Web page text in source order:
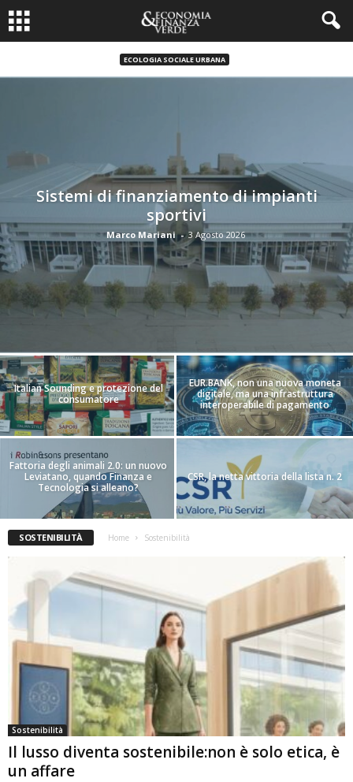
ECOLOGIA SOCIALE URBANA
Sistemi di finanziamento di impianti
sportivi
Marco Mariani - 3 Agosto 2026
Italian Sounding e protezione del
consumatore
EUR.BANK, non una nuova moneta
digitale, ma una infrastruttura
interoperabile di pagamento
Fattoria degli animali 2.0: un nuovo
Leviatano, quando Finanza e
Tecnologia si alleano?
CSR, la netta vittoria della lista n. 2
SOSTENIBILITÀ Home Sostenibilità
Sostenibilità
Il lusso diventa sostenibile:non è solo etica, è
un affare